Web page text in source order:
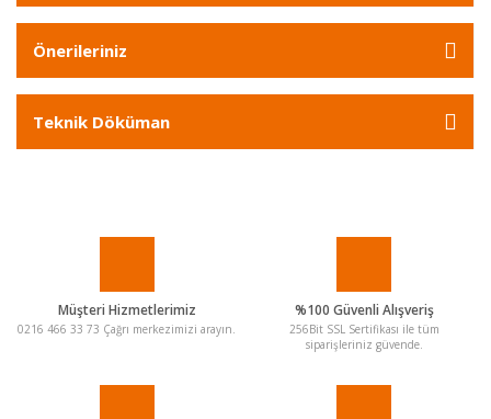
Önerileriniz
Teknik Döküman
Müşteri Hizmetlerimiz
0216 466 33 73 Çağrı merkezimizi arayın.
%100 Güvenli Alışveriş
256Bit SSL Sertifikası ile tüm
siparişleriniz güvende.